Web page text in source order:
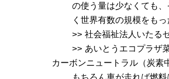
の使う量は少なくても
く世界有数の規模をも
>> 社会福祉法人いたる
>> あいとうエコプラザ
カーボンニュートラル（炭素
もちろん車が走れば燃